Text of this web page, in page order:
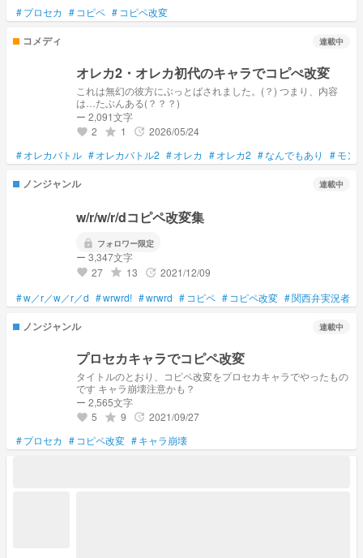
#プロセカ # コピペ # コピペ改変
コメディ 連載中
オレカ2・オレカ初代のキャラでコピぺ改変
これは無幻の彼方にぶっとばされました。(？) つまり、内容
は…たぶんある(？？？)
ー 2,091文字
favorite 2 grade 1 update 2026/05/24
#オレカバトル #オレカバトル2 #オレカ #オレカ2 #なんでもあり #モン
ノンジャンル 連載中
w/r/w/r/dコピペ改変集
lock フォロワー限定
ー 3,347文字
favorite 27 grade 13 update 2021/12/09
#w／r／w／r／d #wrwrd! #wrwrd # コピペ # コピペ改変 #関西弁実況者
ノンジャンル 連載中
プロセカキャラでコピペ改変
タイトルのとおり、コピペ改変をプロセカキャラでやったもの
です キャラ崩壊注意かも？
ー 2,565文字
favorite 5 grade 9 update 2021/09/27
#プロセカ # コピペ改変 #キャラ崩壊